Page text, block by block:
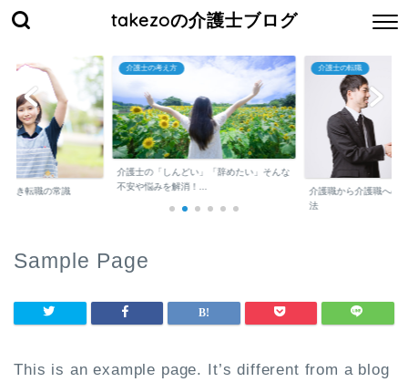
takezoの介護士ブログ
べき転職の常識
介護士の考え方
介護士の「しんどい」「辞めたい」そんな
不安や悩みを解消！...
介護士の転職
介護職から介護職への
法
Sample Page
This is an example page. It’s different from a blog